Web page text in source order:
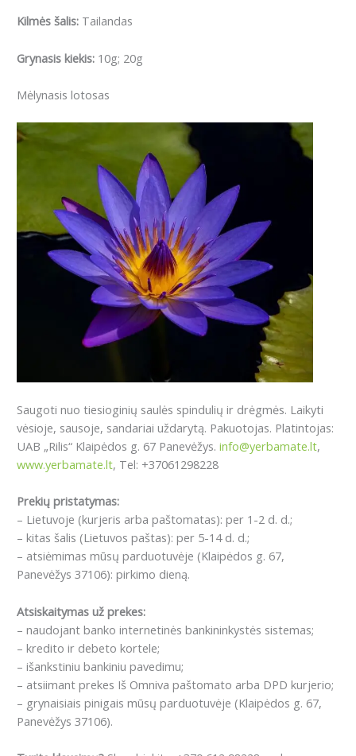
Kilmės šalis: Tailandas
Grynasis kiekis: 10g; 20g
Mėlynasis lotosas
Saugoti nuo tiesioginių saulės spindulių ir drėgmės. Laikyti
vėsioje, sausoje, sandariai uždarytą. Pakuotojas. Platintojas:
UAB „Rilis“ Klaipėdos g. 67 Panevėžys. info@yerbamate.lt,
www.yerbamate.lt, Tel: +37061298228
Prekių pristatymas:
– Lietuvoje (kurjeris arba paštomatas): per 1-2 d. d.;
– kitas šalis (Lietuvos paštas): per 5-14 d. d.;
– atsiėmimas mūsų parduotuvėje (Klaipėdos g. 67,
Panevėžys 37106): pirkimo dieną.
Atsiskaitymas už prekes:
– naudojant banko internetinės bankininkystės sistemas;
– kredito ir debeto kortele;
– išankstiniu bankiniu pavedimu;
– atsiimant prekes Iš Omniva paštomato arba DPD kurjerio;
– grynaisiais pinigais mūsų parduotuvėje (Klaipėdos g. 67,
Panevėžys 37106).